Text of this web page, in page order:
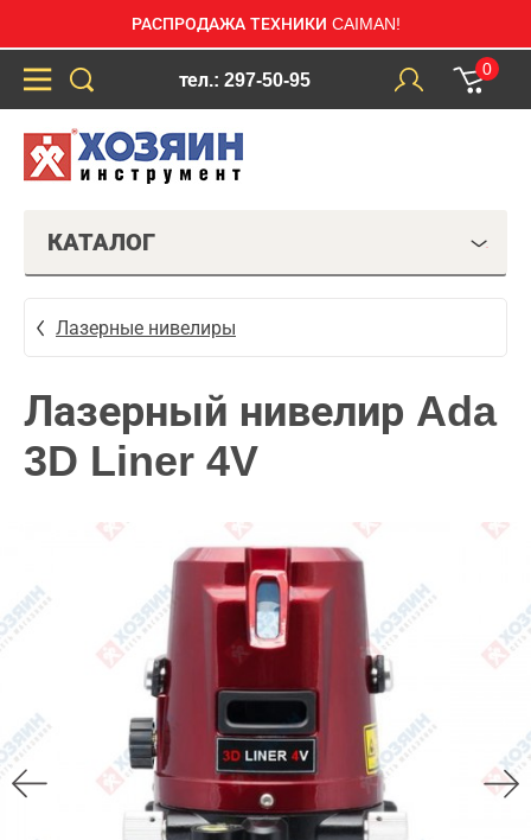
РАСПРОДАЖА ТЕХНИКИ CAIMAN!
тел.: 297-50-95
0
КАТАЛОГ
Лазерные нивелиры
Лазерный нивелир Ada
3D Liner 4V